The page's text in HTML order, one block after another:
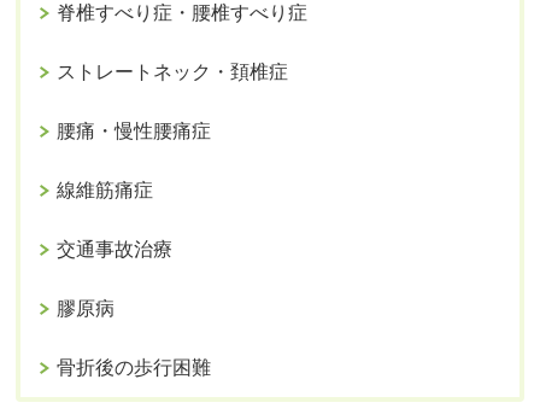
脊椎すべり症・腰椎すべり症
ストレートネック・頚椎症
腰痛・慢性腰痛症
線維筋痛症
交通事故治療
膠原病
骨折後の歩行困難